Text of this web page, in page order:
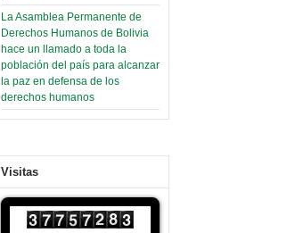
La Asamblea Permanente de
Derechos Humanos de Bolivia
hace un llamado a toda la
población del país para alcanzar
la paz en defensa de los
derechos humanos
Visitas